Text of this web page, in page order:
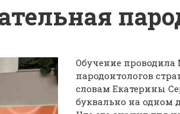
Обучение
пародонтологов
словам Екатерины
буквально на одном